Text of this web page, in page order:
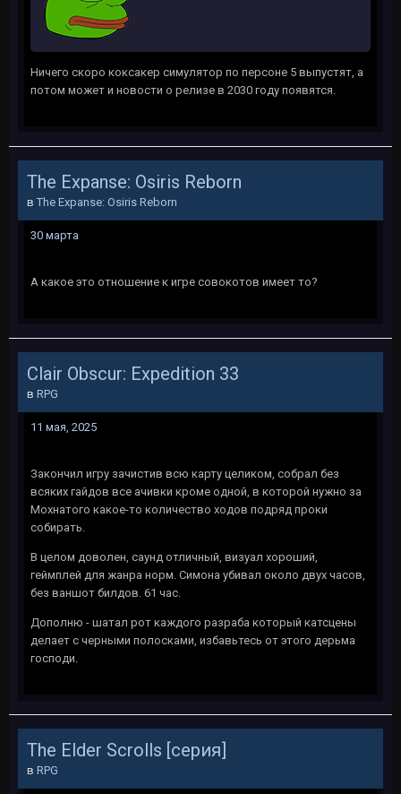
Ничего скоро коксакер симулятор по персоне 5 выпустят, а
потом может и новости о релизе в 2030 году появятся.
The Expanse: Osiris Reborn
в The Expanse: Osiris Reborn
30 марта
А какое это отношение к игре совокотов имеет то?
Clair Obscur: Expedition 33
в RPG
11 мая, 2025
Закончил игру зачистив всю карту целиком, собрал без
всяких гайдов все ачивки кроме одной, в которой нужно за
Мохнатого какое-то количество ходов подряд проки
собирать.
В целом доволен, саунд отличный, визуал хороший,
геймплей для жанра норм. Симона убивал около двух часов,
без ваншот билдов. 61 час.
Дополню - шатал рот каждого разраба который катсцены
делает с черными полосками, избавьтесь от этого дерьма
господи.
The Elder Scrolls [серия]
в RPG